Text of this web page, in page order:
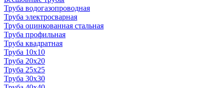
Труба водогазопроводная
Труба электросварная
Труба оцинкованная стальная
Труба профильная
Труба квадратная
Труба 10x10
Труба 20x20
Труба 25x25
Труба 30x30